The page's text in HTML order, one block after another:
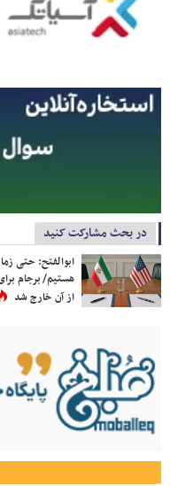
در بحث مشارکت کنید
ابوالفتح: حتی
هستیم/ برجام
از آن خارج شد